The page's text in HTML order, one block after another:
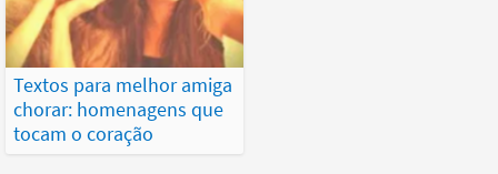
Textos para melhor amiga
chorar: homenagens que
tocam o coração